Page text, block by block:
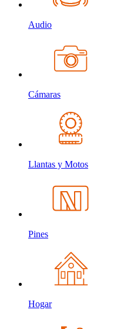
Audio
Cámaras
Llantas y Motos
Pines
Hogar